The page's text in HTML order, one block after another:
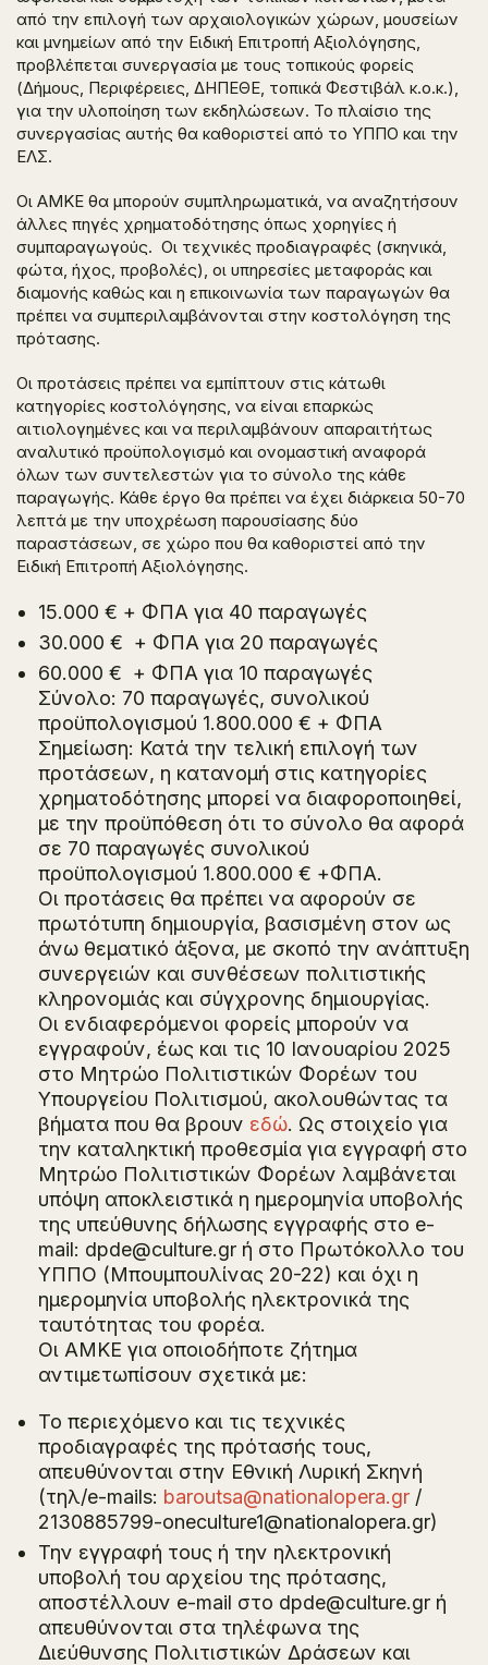
από την επιλογή των αρχαιολογικών χώρων, μουσείων
και μνημείων από την Ειδική Επιτροπή Αξιολόγησης,
προβλέπεται συνεργασία με τους τοπικούς φορείς
(Δήμους, Περιφέρειες, ΔΗΠΕΘΕ, τοπικά Φεστιβάλ κ.ο.κ.),
για την υλοποίηση των εκδηλώσεων. Το πλαίσιο της
συνεργασίας αυτής θα καθοριστεί από το ΥΠΠΟ και την
ΕΛΣ.
Οι ΑΜΚΕ θα μπορούν συμπληρωματικά, να αναζητήσουν
άλλες πηγές χρηματοδότησης όπως χορηγίες ή
συμπαραγωγούς. Οι τεχνικές προδιαγραφές (σκηνικά,
φώτα, ήχος, προβολές), οι υπηρεσίες μεταφοράς και
διαμονής καθώς και η επικοινωνία των παραγωγών θα
πρέπει να συμπεριλαμβάνονται στην κοστολόγηση της
πρότασης. ​
Οι προτάσεις πρέπει να εμπίπτουν στις κάτωθι
κατηγορίες κοστολόγησης, να είναι επαρκώς
αιτιολογημένες και να περιλαμβάνουν απαραιτήτως
αναλυτικό προϋπολογισμό και ονομαστική αναφορά
όλων των συντελεστών για το σύνολο της κάθε
παραγωγής. Κάθε έργο θα πρέπει να έχει διάρκεια 50-70
λεπτά με την υποχρέωση παρουσίασης δύο
παραστάσεων, σε χώρο που θα καθοριστεί από την
Ειδική Επιτροπή Αξιολόγησης.
15.000 € + ΦΠΑ για 40 παραγωγές
30.000 € + ΦΠΑ για 20 παραγωγές
60.000 € + ΦΠΑ για 10 παραγωγές
Σύνολο: 70 παραγωγές, συνολικού
προϋπολογισμού 1.800.000 € + ΦΠΑ
Σημείωση: Κατά την τελική επιλογή των
προτάσεων, η κατανομή στις κατηγορίες
χρηματοδότησης μπορεί να διαφοροποιηθεί,
με την προϋπόθεση ότι το σύνολο θα αφορά
σε 70 παραγωγές συνολικού
προϋπολογισμού 1.800.000 € +ΦΠΑ.
Οι προτάσεις θα πρέπει να αφορούν σε
πρωτότυπη δημιουργία, βασισμένη στον ως
άνω θεματικό άξονα, με σκοπό την ανάπτυξη
συνεργειών και συνθέσεων πολιτιστικής
κληρονομιάς και σύγχρονης δημιουργίας.
Οι ενδιαφερόμενοι φορείς μπορούν να
εγγραφούν, έως και τις 10 Ιανουαρίου 2025
στο Μητρώο Πολιτιστικών Φορέων του
Υπουργείου Πολιτισμού, ακολουθώντας τα
βήματα που θα βρουν εδώ. Ως στοιχείο για
την καταληκτική προθεσμία για εγγραφή στο
Μητρώο Πολιτιστικών Φορέων λαμβάνεται
υπόψη αποκλειστικά η ημερομηνία υποβολής
της υπεύθυνης δήλωσης εγγραφής στο e-
mail: dpde@culture.gr ή στο Πρωτόκολλο του
ΥΠΠΟ (Μπουμπουλίνας 20-22) και όχι η
ημερομηνία υποβολής ηλεκτρονικά της
ταυτότητας του φορέα.
Οι ΑΜΚΕ για οποιοδήποτε ζήτημα
αντιμετωπίσουν σχετικά με:
Το περιεχόμενο και τις τεχνικές
προδιαγραφές της πρότασής τους,
απευθύνονται στην Εθνική Λυρική Σκηνή
(τηλ/e-mails: baroutsa@nationalopera.gr /
2130885799-oneculture1@nationalopera.gr)
Την εγγραφή τους ή την ηλεκτρονική
υποβολή του αρχείου της πρότασης,
αποστέλλουν e-mail στο dpde@culture.gr ή
απευθύνονται στα τηλέφωνα της
Διεύθυνσης Πολιτιστικών Δράσεων και